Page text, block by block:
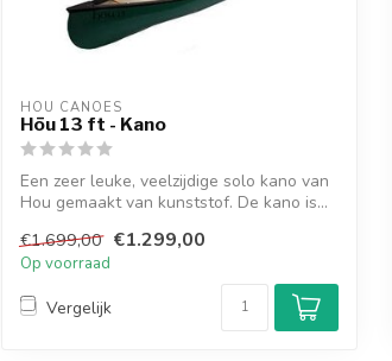
HOU CANOES
Hōu 13 ft - Kano
Een zeer leuke, veelzijdige solo kano van
Hou gemaakt van kunststof. De kano is...
€1.699,00 €1.299,00
Op voorraad
Vergelijk